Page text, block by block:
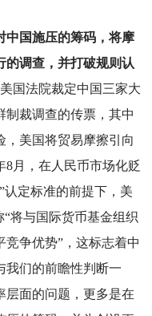
中国施压的筹码，将摩
的调查，并打破规则认
国法院裁定中国三家大
制裁调查的传票，其中
，美国将贸易摩擦引向
8月，在人民币市场化贬
认定标准的前提下，美
将与国际货币基金组织
争优势”，这标志着中
我们的前瞻性判断一
层面的问题，更多是在